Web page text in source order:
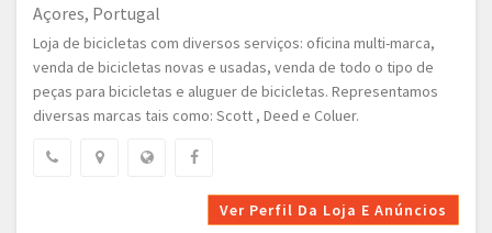
Açores, Portugal
Loja de bicicletas com diversos serviços: oficina multi-marca,
venda de bicicletas novas e usadas, venda de todo o tipo de
peças para bicicletas e aluguer de bicicletas. Representamos
diversas marcas tais como: Scott , Deed e Coluer.
Ver Perfil Da Loja E Anúncios